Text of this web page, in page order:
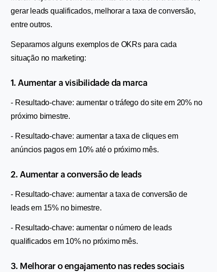
gerar leads qualificados, melhorar a taxa de conversão,
entre outros.
Separamos alguns exemplos de OKRs para cada
situação no marketing:
1. Aumentar a visibilidade da marca
- Resultado-chave: aumentar o tráfego do site em 20% no
próximo bimestre.
- Resultado-chave: aumentar a taxa de cliques em
anúncios pagos em 10% até o próximo mês.
2. Aumentar a conversão de leads
- Resultado-chave: aumentar a taxa de conversão de
leads em 15% no bimestre.
- Resultado-chave: aumentar o número de leads
qualificados em 10% no próximo mês.
3. Melhorar o engajamento nas redes sociais